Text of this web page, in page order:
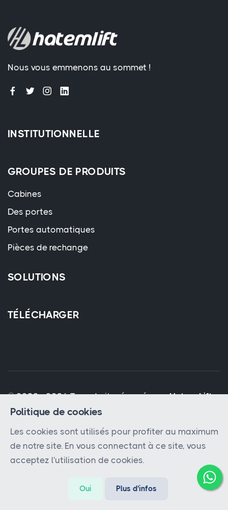
Nous vous emmenons au sommet !
INSTITUTIONNELLE
GROUPES DE PRODUITS
Cabines
Des portes
Portes automatiques
Pièces de rechange
SOLUTIONS
TÉLÉCHARGER
© 2023 - 2026 Tous droits réservés parHatem Lift
Politique de cookies
Les cookies sont utilisés pour profiter au maximum
de notre site. En vous connectant à ce site, vous
acceptez l'utilisation de cookies.
Oui Plus d'infos